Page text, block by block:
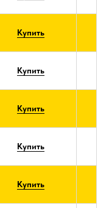
Купить
Купить
Купить
Купить
Купить